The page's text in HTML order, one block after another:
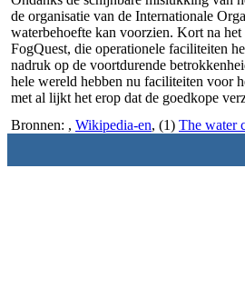
de organisatie van de Internationale
waterbehoefte kan voorzien. Kort na
FogQuest, die operationele faciliteiten
nadruk op de voortdurende
hele wereld hebben nu faciliteiten voor
met al lijkt het erop dat de goedkope
Bronnen: , Wikipedia-en, (1) The water